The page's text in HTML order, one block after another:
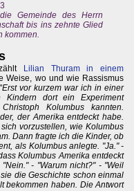
Gemeinde des Herrn
bis ins zehnte Glied
kommen.
Lilian Thuram in einem
Weise, wo und wie Rassismus
Erst vor kurzem war ich in einer
dort ein Experiment
Kolumbus kannten.
der Amerika entdeckt habe.
vorzustellen, wie Kolumbus
Dann fragte ich die Kinder, ob
als Kolumbus anlegte. "Ja." -
Kolumbus Amerika entdeckt
- "Warum nicht?" - "Weil
die Geschichte schon einmal
bekommen haben. Die Antwort